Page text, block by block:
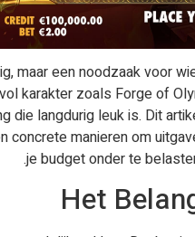
maar een noodzaak voor
karakter zoals Forge of
die langdurig leuk is. Dit
concrete manieren om
je budget onder te
Het